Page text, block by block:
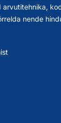
arvutitehnika,
nende